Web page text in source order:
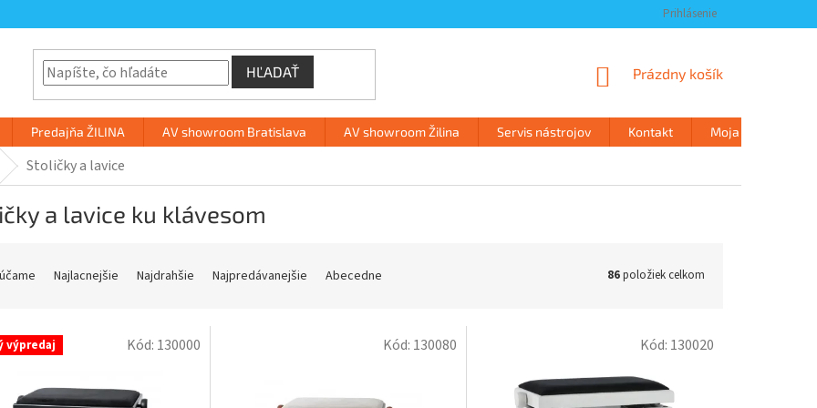
Prihlásenie
HĽADAŤ
NÁKUPNÝ
Prázdny košík
Predajňa ŽILINA AV showroom Bratislava AV showroom Žilina Servis nástrojov Kontakt Moja objednávka
Stoličky a lavice
a lavice ku klávesom
Najlacnejšie Najdrahšie Najpredávanejšie Abecedne 86položiek celkom
výpredaj Kód: 130000 Kód: 130080 Kód: 130020